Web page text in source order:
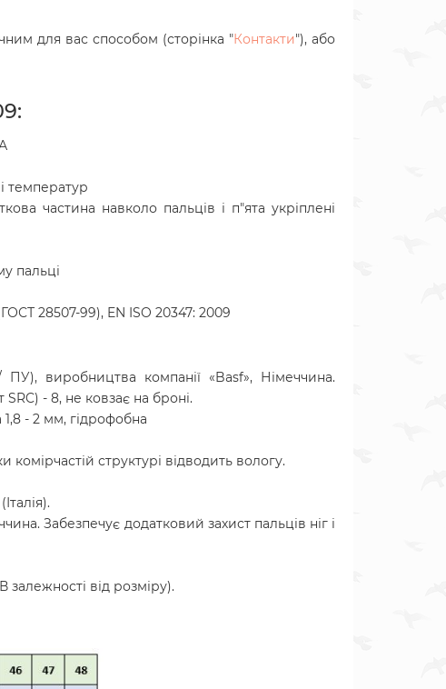
для вас способом (сторінка "Контакти"), або
температур
частина навколо пальців і п"ята укріплені
пальці
28507-99), EN ISO 20347: 2009
виробництва компанії «Basf», Німеччина.
- 8, не ковзає на броні.
- 2 мм, гідрофобна
структурі відводить вологу.
Забезпечує додатковий захист пальців ніг і
від розміру).